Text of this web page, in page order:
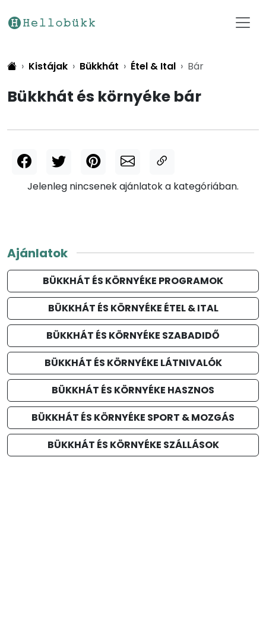
Kistájak Bükkhát Étel & Ital Bár
Bükkhát és környéke bár
Jelenleg nincsenek ajánlatok a kategóriában.
Ajánlatok
BÜKKHÁT ÉS KÖRNYÉKE PROGRAMOK
BÜKKHÁT ÉS KÖRNYÉKE ÉTEL & ITAL
BÜKKHÁT ÉS KÖRNYÉKE SZABADIDŐ
BÜKKHÁT ÉS KÖRNYÉKE LÁTNIVALÓK
BÜKKHÁT ÉS KÖRNYÉKE HASZNOS
BÜKKHÁT ÉS KÖRNYÉKE SPORT & MOZGÁS
BÜKKHÁT ÉS KÖRNYÉKE SZÁLLÁSOK